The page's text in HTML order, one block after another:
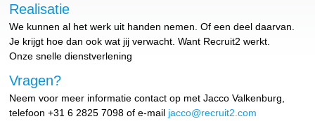
Realisatie
We kunnen al het werk uit handen nemen. Of een deel daarvan.
Je krijgt hoe dan ook wat jij verwacht. Want Recruit2 werkt.
Onze snelle dienstverlening
Vragen?
Neem voor meer informatie contact op met Jacco Valkenburg,
telefoon +31 6 2825 7098 of e-mail jacco@recruit2.com